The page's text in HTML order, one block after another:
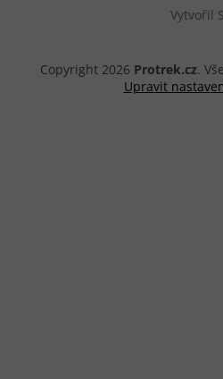
Vytvořil
Copyright 2026 Protrek.cz.
Upravit